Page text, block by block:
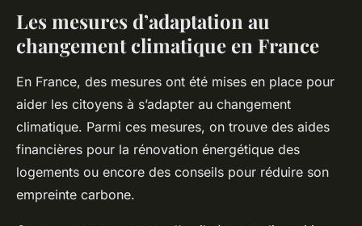
Les mesures d’adaptation au
changement climatique en France
En France, des mesures ont été mises en place pour
aider les citoyens à s’adapter au changement
climatique. Parmi ces mesures, on trouve des aides
financières pour la rénovation énergétique des
logements ou encore des conseils pour réduire son
empreinte carbone.